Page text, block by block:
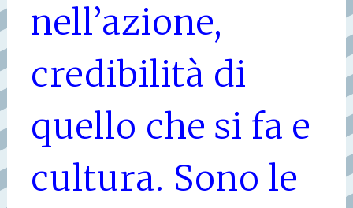
nell’azione,
credibilità di
quello che si fa e
cultura. Sono le